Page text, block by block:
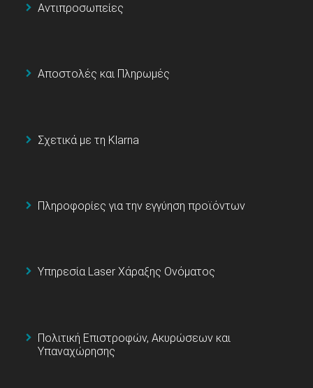
Αντιπροσωπείες
Αποστολές και Πληρωμές
Σχετικά με τη Klarna
Πληροφορίες για την εγγύηση προϊόντων
Υπηρεσία Laser Χάραξης Ονόματος
Πολιτική Επιστροφών, Ακυρώσεων και
Υπαναχώρησης